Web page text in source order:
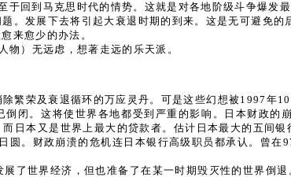
回到马克思时代的情势。这就是对各地阶级斗争爆
。发展下去将引起大衰退时期的到来。这是无可避免
来愈少的办法。
）无远虑，想著走远的乐天派。
繁荣及衰退循环的万应灵丹。可是这些幻想被1997年
闭。这将使世界各地都受到严重的影响。日本财政
日本又是世界上最大的贷款者。估计日本最大的五
圆。财政崩溃的危机连日本银行高级职员都承认。曾
了世界经济，但也准备了在某一时期毁灭性的世界倒